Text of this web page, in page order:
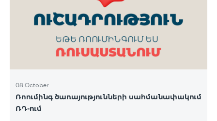
ԿՈՍՄՈ 3 TV փաթեթը․ Ինտերնետ. Մինչև 50 Մբիթ/
վ արագություն։ TV. Մինչև 80 TV ալիք՝ TeamTv
Smart հավելվածով Ֆիքսված հեռախոսակապ.
180 րոպե դեպի Team ֆիքսված ցանց։ Սույն
սակագնային փաթեթում ներառվա
08 October
Ռոումինգ ծառայությունների սահմանափակում
ՌԴ-ում